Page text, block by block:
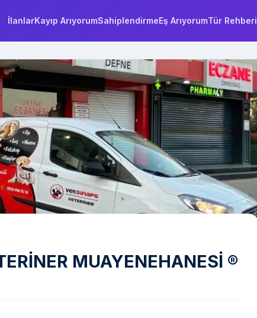
İlanlarKayıp ArıyorumSahiplendirmeEş ArıyorumTür Rehberi
MUAYENEHANESİ ®️